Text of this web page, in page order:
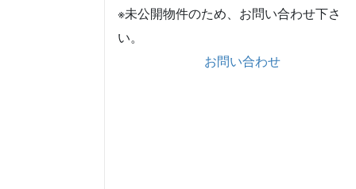
※未公開物件のため、お問い合わせ下さ
い。
お問い合わせ